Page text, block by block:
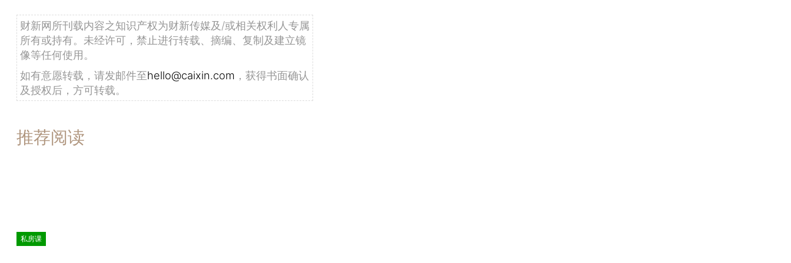
财新网所刊载内容之知识产权为财新传媒及/或相关权利人专属
所有或持有。未经许可，禁止进行转载、摘编、复制及建立镜
像等任何使用。
如有意愿转载，请发邮件至hello@caixin.com ，获得书面确认
及授权后，方可转载。
推荐阅读
私房课